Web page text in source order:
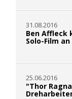
31.08.2016
Ben Affleck
Solo-Film an
25.06.2016
"Thor